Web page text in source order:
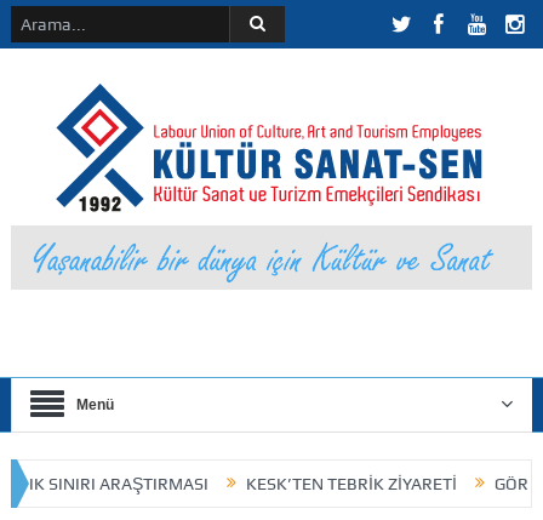
Menü
SINIRI ARAŞTIRMASI KESK’TEN TEBRİK ZİYARETİ GÖREV